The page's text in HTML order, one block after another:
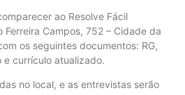
ao Resolve Fácil
Ferreira Campos, 752 – Cidade da
os seguintes documentos: RG,
e currículo atualizado.
no local, e as entrevistas serão